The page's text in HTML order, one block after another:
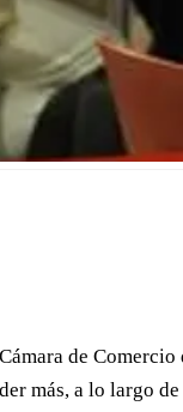
de
más, a lo largo de